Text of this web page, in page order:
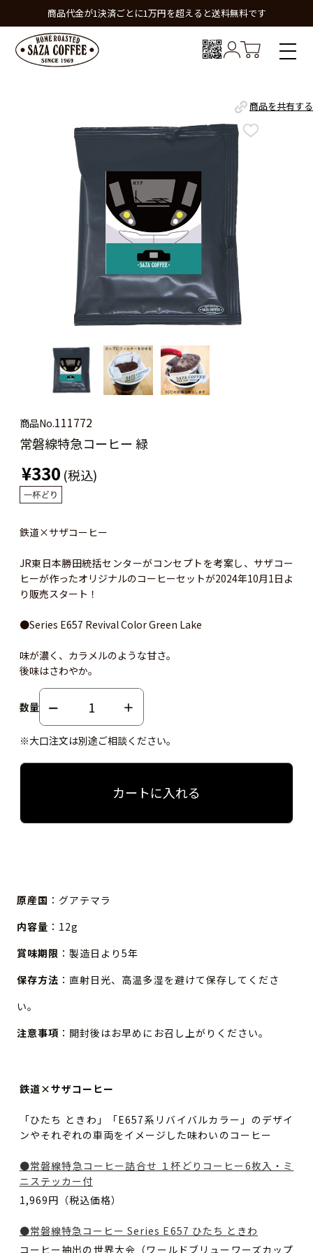
商品代金が1決済ごとに1万円を超えると送料無料です
商品を共有する
商品No.111772
常磐線特急コーヒー 緑
¥330 (税込)
鉄道×サザコーヒー
JR東日本勝田統括センターがコンセプトを考案し、サザコー
ヒーが作ったオリジナルのコーヒーセットが2024年10月1日よ
り販売スタート！
●Series E657 Revival Color Green Lake
味が濃く、カラメルのような甘さ。
後味はさわやか。
数量
※大口注文は別途ご相談ください。
カートに入れる
原産国 ：グアテマラ
内容量 ：12g
賞味期限 ：製造日より5年
保存方法 ：直射日光、高温多湿を避けて保存してくださ
い。
注意事項 ：開封後はお早めにお召し上がりください。
鉄道×サザコーヒー
「ひたち ときわ」「E657系リバイバルカラー」のデザイ
ンやそれぞれの車両をイメージした味わいのコーヒー
●常磐線特急コーヒー詰合せ １杯どりコーヒー6枚入・ミ
ニステッカー付
1,969円（税込価格）
●常磐線特急コーヒー Series E657 ひたち ときわ
コーヒー抽出の世界大会（ワールドブリューワーズカップ